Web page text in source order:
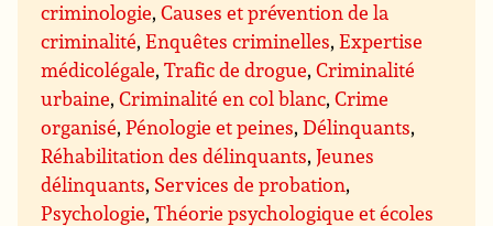
criminologie,Causes et prévention de la
criminalité,Enquêtes criminelles,Expertise
médicolégale,Trafic de drogue,Criminalité
urbaine,Criminalité en col blanc,Crime
organisé,Pénologie et peines,Délinquants,
Réhabilitation des délinquants,Jeunes
délinquants, Services de probation,
Psychologie,Théorie psychologique et écoles